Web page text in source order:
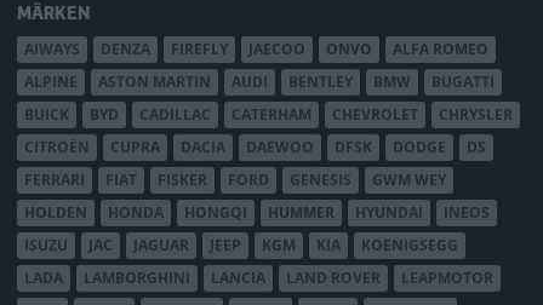
MÄRKEN
AIWAYS DENZA FIREFLY JAECOO ONVO
ALFA ROMEO
ALPINE
ASTON MARTIN AUDI BENTLEY BMW
BUGATTI
BUICK
BYD CADILLAC CATERHAM CHEVROLET
CHRYSLER
CITROËN
CUPRA DACIA DAEWOO DFSK DODGE
DS
FERRARI
FIAT FISKER FORD GENESIS
GWM WEY
HOLDEN
HONDA HONGQI HUMMER HYUNDAI
INEOS
ISUZU
JAC JAGUAR JEEP KGM KIA
KOENIGSEGG
LADA
LAMBORGHINI LANCIA LAND ROVER
LEAPMOTOR